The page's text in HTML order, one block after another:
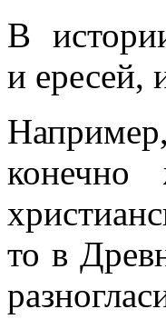
В
и ересей,
конечно
то в